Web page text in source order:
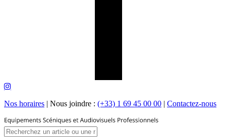
Nos horaires | Nous joindre : (+33) 1 69 45 00 00 | Contactez-nous